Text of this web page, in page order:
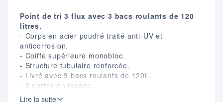
Point de tri 3 flux avec 3 bacs roulants de 120
litres.
- Corps en acier poudré traité anti-UV et
anticorrosion.
- Coiffe supérieure monobloc.
- Structure tubulaire renforcée.
- Livré avec 3 bacs roulants de 120L.
- 3 portes en façade.
- Verrouillage par serrure à claquer de 8 mm.
Lire la suite